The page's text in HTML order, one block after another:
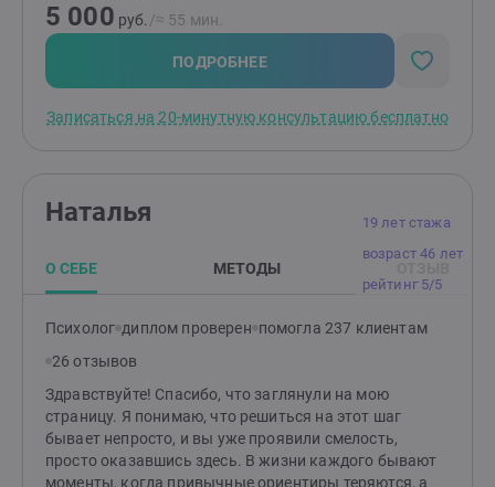
5 000 руб. /≈ 55 мин.
ПОДРОБНЕЕ
Записаться на 20-минутную консультацию бесплатно
19 лет стажа
возраст 46 лет
рейтинг 5/5
Наталья
О СЕБЕ МЕТОДЫ
Психолог диплом проверен помогла 237 клиентам
26 отзывов
Здравствуйте! Спасибо, что заглянули на мою
страницу. Я понимаю, что решиться на этот шаг
бывает непросто, и вы уже проявили смелость,
просто оказавшись здесь. В жизни каждого бывают
моменты, когда привычные ориентиры теряются, а